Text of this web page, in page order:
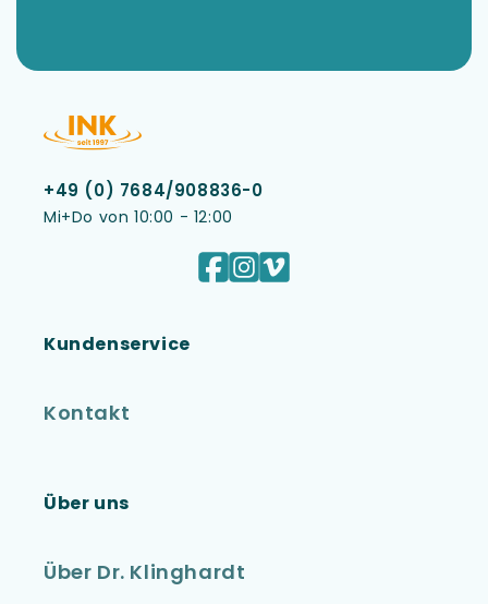
+49 (0) 7684/908836-0
Mi+Do von 10:00 - 12:00
Facebook
Instagram
Vimeo
Kundenservice
Kontakt
Über uns
Über Dr. Klinghardt